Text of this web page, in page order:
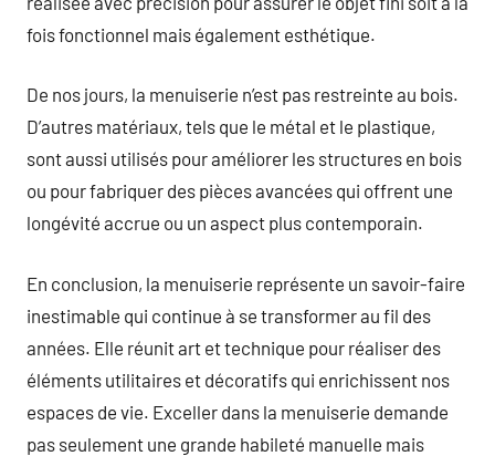
fois fonctionnel mais également esthétique.
De nos jours, la menuiserie n’est pas restreinte au bois.
D’autres matériaux, tels que le métal et le plastique,
sont aussi utilisés pour améliorer les structures en bois
ou pour fabriquer des pièces avancées qui offrent une
longévité accrue ou un aspect plus contemporain.
En conclusion, la menuiserie représente un savoir-faire
inestimable qui continue à se transformer au fil des
années. Elle réunit art et technique pour réaliser des
éléments utilitaires et décoratifs qui enrichissent nos
espaces de vie. Exceller dans la menuiserie demande
pas seulement une grande habileté manuelle mais